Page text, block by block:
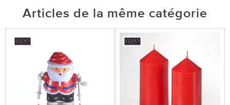
Articles de la même catégorie